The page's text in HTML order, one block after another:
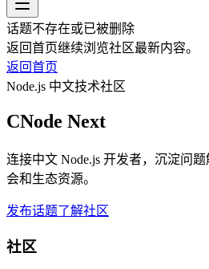
话题不存在或已被删除
返回首页继续浏览社区最新内容。
返回首页
Node.js 中文技术社区
CNode Next
连接中文 Node.js 开发者，沉淀问
会和生态资源。
发布话题了解社区
社区